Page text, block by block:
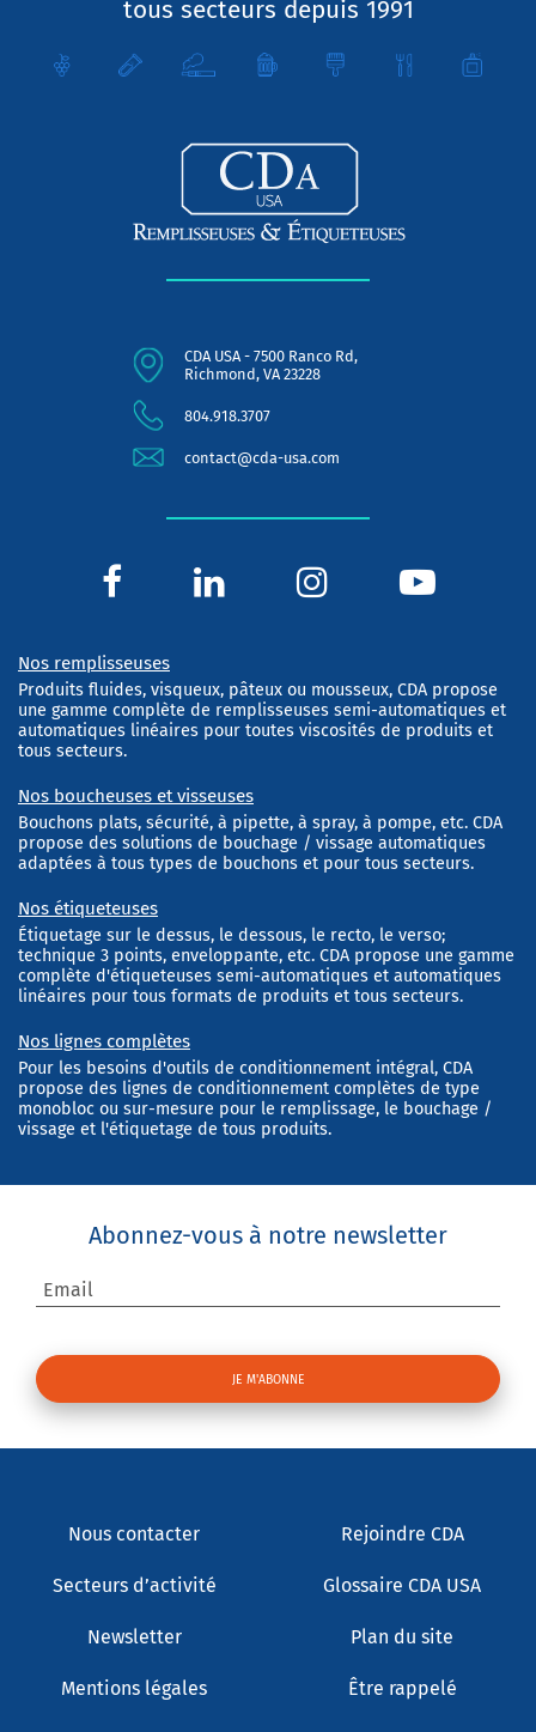
tous secteurs depuis 1991
CDA USA - 7500 Ranco Rd,
Richmond, VA 23228
804.918.3707
contact@cda-usa.com
Nos remplisseuses
Produits fluides, visqueux, pâteux ou mousseux, CDA propose
une gamme complète de remplisseuses semi-automatiques et
automatiques linéaires pour toutes viscosités de produits et
tous secteurs.
Nos boucheuses et visseuses
Bouchons plats, sécurité, à pipette, à spray, à pompe, etc. CDA
propose des solutions de bouchage / vissage automatiques
adaptées à tous types de bouchons et pour tous secteurs.
Nos étiqueteuses
Étiquetage sur le dessus, le dessous, le recto, le verso;
technique 3 points, enveloppante, etc. CDA propose une gamme
complète d'étiqueteuses semi-automatiques et automatiques
linéaires pour tous formats de produits et tous secteurs.
Nos lignes complètes
Pour les besoins d'outils de conditionnement intégral, CDA
propose des lignes de conditionnement complètes de type
monobloc ou sur-mesure pour le remplissage, le bouchage /
vissage et l'étiquetage de tous produits.
Abonnez-vous à notre newsletter
Email
Nous contacter Rejoindre CDA
Secteurs d’activité Glossaire CDA USA
Newsletter Plan du site
Mentions légales Être rappelé